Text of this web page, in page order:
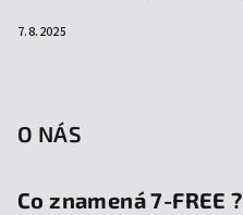
7.8.2025
O NÁS
Co znamená 7-FREE ?